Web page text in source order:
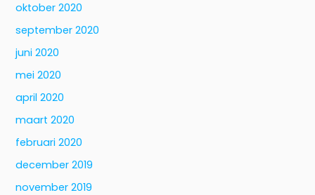
oktober 2020
september 2020
juni 2020
mei 2020
april 2020
maart 2020
februari 2020
december 2019
november 2019